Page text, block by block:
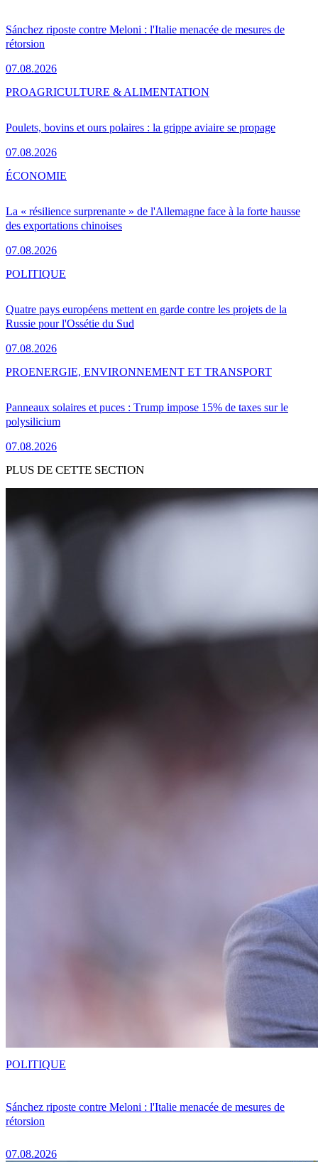
Sánchez riposte contre Meloni : l'Italie menacée de mesures de
rétorsion
07.08.2026
Poulets, bovins et ours polaires : la grippe aviaire se propage
07.08.2026
PROAGRICULTURE & ALIMENTATION
La « résilience surprenante » de l'Allemagne face à la forte hausse
des exportations chinoises
07.08.2026
ÉCONOMIE
Quatre pays européens mettent en garde contre les projets de la
Russie pour l'Ossétie du Sud
07.08.2026
POLITIQUE
Panneaux solaires et puces : Trump impose 15% de taxes sur le
polysilicium
07.08.2026
PROENERGIE, ENVIRONNEMENT ET TRANSPORT
PLUS DE CETTE SECTION
Sánchez riposte contre Meloni : l'Italie menacée de mesures de
rétorsion
07.08.2026
POLITIQUE